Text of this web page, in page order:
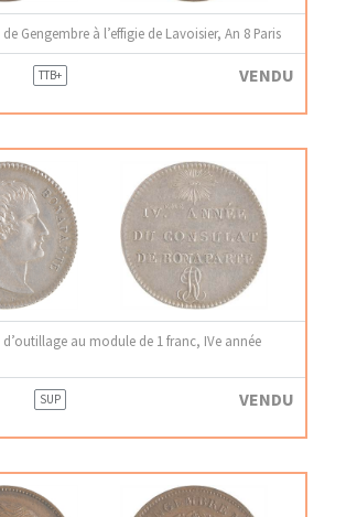
Gengembre à l’effigie de Lavoisier, An 8 Paris
TTB+ VENDU
au module de 1 franc, IVe année
SUP VENDU